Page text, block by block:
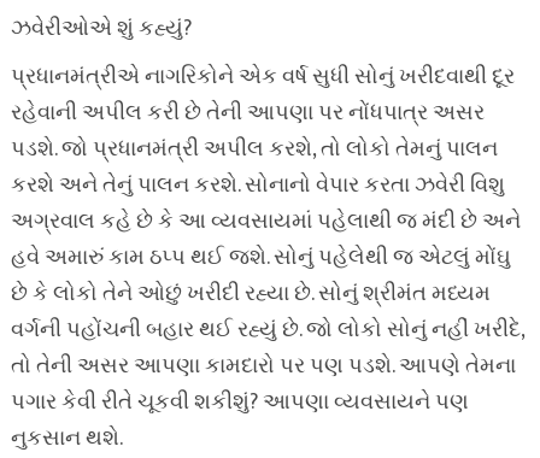
ઝવેરીઓએ શું કહ્યું?
પ્રધાનમંત્રીએ નાગરિકોને એક વર્ષ સુધી સોનું ખરીદવાથી દૂર
રહેવાની અપીલ કરી છે તેની આપણા પર નોંધપાત્ર અસર
પડશે. જો પ્રધાનમંત્રી અપીલ કરશે, તો લોકો તેમનું પાલન
કરશે અને તેનું પાલન કરશે. સોનાનો વેપાર કરતા ઝવેરી વિશુ
અગ્રવાલ કહે છે કે આ વ્યવસાયમાં પહેલાથી જ મંદી છે અને
હવે અમારું કામ ઠપ્પ થઈ જશે. સોનું પહેલેથી જ એટલું મોંઘુ
છે કે લોકો તેને ઓછું ખરીદી રહ્યા છે. સોનું શ્રીમંત મધ્યમ
વર્ગની પહોંચની બહાર થઈ રહ્યું છે. જો લોકો સોનું નહીં ખરીદે,
તો તેની અસર આપણા કામદારો પર પણ પડશે. આપણે તેમના
પગાર કેવી રીતે ચૂકવી શકીશું? આપણા વ્યવસાયને પણ
નુકસાન થશે.